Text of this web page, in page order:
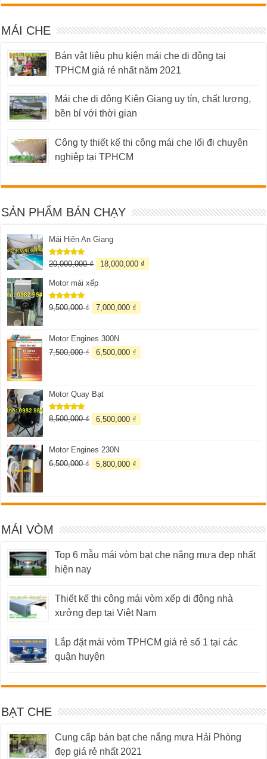
MÁI CHE
Bán vật liệu phụ kiện mái che di động tại
TPHCM giá rẻ nhất năm 2021
Mái che di động Kiên Giang uy tín, chất lượng,
bền bỉ với thời gian
Công ty thiết kế thi công mái che lối đi chuyên
nghiệp tại TPHCM
SẢN PHẨM BÁN CHẠY
Mái Hiên An Giang
Được xếp
5 sao
20,000,000₫ 18,000,000 ₫
Motor mái xếp
Được xếp
9,500,000₫ 7,000,000 ₫
Motor Engines 300N
7,500,000₫ 6,500,000 ₫
Motor Quay Bạt
Được xếp
8,500,000₫ 6,500,000 ₫
Motor Engines 230N
6,500,000₫ 5,800,000 ₫
MÁI VÒM
Top 6 mẫu mái vòm bạt che nắng mưa đẹp nhất
hiện nay
Thiết kế thi công mái vòm xếp di động nhà
xưởng đẹp tại Việt Nam
Lắp đặt mái vòm TPHCM giá rẻ số 1 tại các
quận huyện
BẠT CHE
Cung cấp bán bạt che nắng mưa Hải Phòng
đẹp giá rẻ nhất 2021